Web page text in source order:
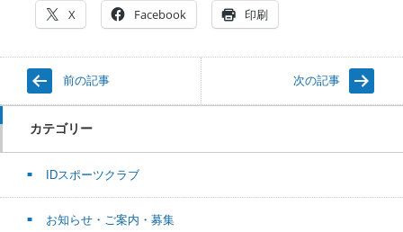
X Facebook 印刷
前の記事 次の記事
カテゴリー
IDスポーツクラブ
お知らせ・ご案内・募集